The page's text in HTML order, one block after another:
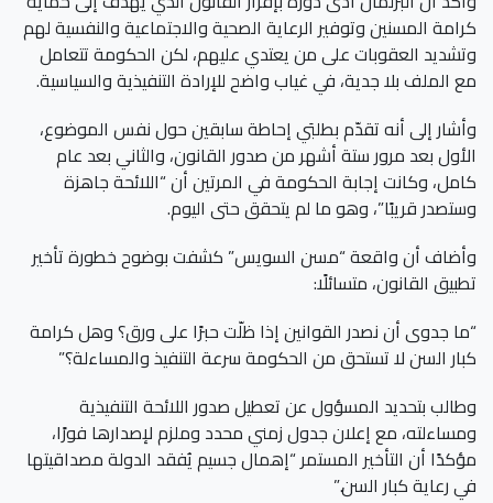
كرامة المسنين وتوفير الرعاية الصحية والاجتماعية والنفسية لهم
وتشديد العقوبات على من يعتدي عليهم، لكن الحكومة تتعامل
مع الملف بلا جدية، في غياب واضح للإرادة التنفيذية والسياسية.
وأشار إلى أنه تقدّم بطلبَي إحاطة سابقين حول نفس الموضوع،
الأول بعد مرور ستة أشهر من صدور القانون، والثاني بعد عام
كامل، وكانت إجابة الحكومة في المرتين أن “اللائحة جاهزة
وستصدر قريبًا”، وهو ما لم يتحقق حتى اليوم.
وأضاف أن واقعة “مسن السويس” كشفت بوضوح خطورة تأخير
تطبيق القانون، متسائلًا:
“ما جدوى أن نصدر القوانين إذا ظلّت حبرًا على ورق؟ وهل كرامة
كبار السن لا تستحق من الحكومة سرعة التنفيذ والمساءلة؟”
وطالب بتحديد المسؤول عن تعطيل صدور اللائحة التنفيذية
ومساءلته، مع إعلان جدول زمني محدد وملزم لإصدارها فورًا،
مؤكدًا أن التأخير المستمر “إهمال جسيم يُفقد الدولة مصداقيتها
في رعاية كبار السن.”